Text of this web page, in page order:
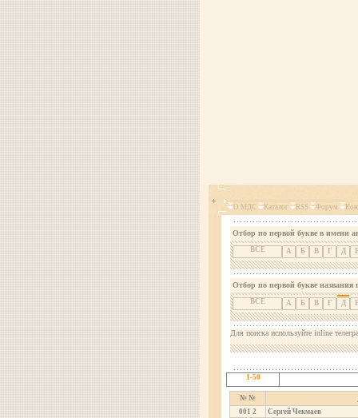
О МДС Каталог RSS Форум
Отбор по первой букве в имени
ВСЕ А Б В Г Д
Отбор по первой букве названия
ВСЕ А Б В Г Д
Для поиска используйте inline
1-50
№ №
001 2
Сергей Чекмаев